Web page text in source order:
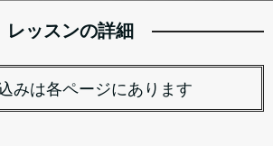
レッスンの詳細
みは各ページにあります